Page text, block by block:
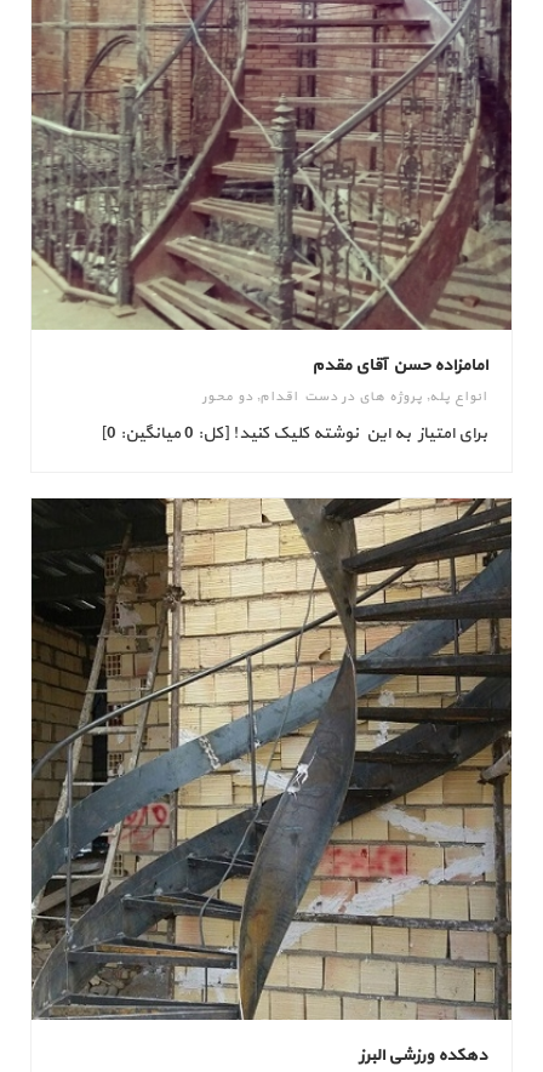
امامزاده حسن آقای مقدم
انواع پله, پروژه های در دست اقدام, دو محور
برای امتیاز به این نوشته کلیک کنید! [کل: 0 میانگین: 0]
دهکده ورزشی البرز